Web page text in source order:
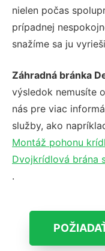
nielen počas
prípadnej
snažíme sa ju
Záhradná bránka
výsledok nemusíte
nás pre viac
služby, ako
Montáž pohonu
Dvojkrídlová brána
.